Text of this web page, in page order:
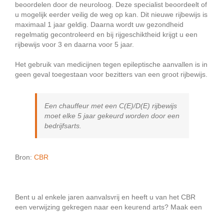
beoordelen door de neuroloog. Deze specialist beoordeelt of
u mogelijk eerder veilig de weg op kan. Dit nieuwe rijbewijs is
maximaal 1 jaar geldig. Daarna wordt uw gezondheid
regelmatig gecontroleerd en bij rijgeschiktheid krijgt u een
rijbewijs voor 3 en daarna voor 5 jaar.
Het gebruik van medicijnen tegen epileptische aanvallen is in
geen geval toegestaan voor bezitters van een groot rijbewijs.
Een chauffeur met een C(E)/D(E) rijbewijs
moet elke 5 jaar gekeurd worden door een
bedrijfsarts.
Bron: CBR
Bent u al enkele jaren aanvalsvrij en heeft u van het CBR
een verwijzing gekregen naar een keurend arts? Maak een